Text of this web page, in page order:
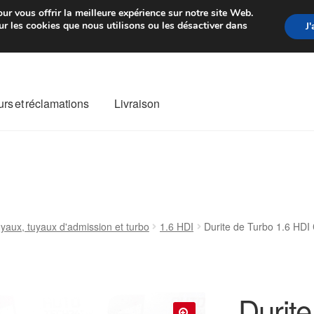
de 7 EUR Du lundi au
et réclamations Livraison
tuyaux d'admission et turbo 1.6 HDI Durite de Turbo 1.6
vous offrir la meilleure expérience sur notre site Web.
les cookies que nous utilisons ou les désactiver dans